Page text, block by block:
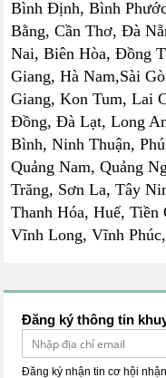
Bình Định, Bình
Bằng, Cần Thơ, Đà
Nai, Biên Hòa, Đồng
Giang, Hà Nam,Sài
Giang, Kon Tum, Lai
Đồng, Đà Lạt, Long
Bình, Ninh Thuận,
Quảng Nam, Quảng
Trăng, Sơn La, Tây
Thanh Hóa, Huế, Tiền
Vĩnh Long, Vĩnh
Đăng ký thông tin
Đăng ký nhận tin cơ hội